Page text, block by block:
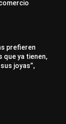
prefieren
ya tienen,
joyas”,